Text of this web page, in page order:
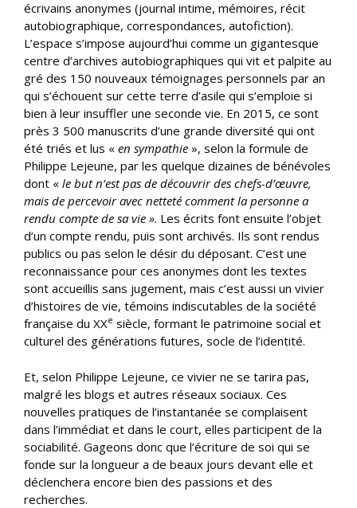
écrivains anonymes (journal intime, mémoires, récit
autobiographique, correspondances, autofiction).
L’espace s’impose aujourd’hui comme un gigantesque
centre d’archives autobiographiques qui vit et palpite au
gré des 150 nouveaux témoignages personnels par an
qui s’échouent sur cette terre d’asile qui s’emploie si
bien à leur insuffler une seconde vie. En 2015, ce sont
près 3 500 manuscrits d’une grande diversité qui ont
été triés et lus « en sympathie », selon la formule de
Philippe Lejeune, par les quelque dizaines de bénévoles
dont « le but n’est pas de découvrir des chefs-d’œuvre,
mais de percevoir avec netteté comment la personne a
rendu compte de sa vie ». Les écrits font ensuite l’objet
d’un compte rendu, puis sont archivés. Ils sont rendus
publics ou pas selon le désir du déposant. C’est une
reconnaissance pour ces anonymes dont les textes
sont accueillis sans jugement, mais c’est aussi un vivier
d’histoires de vie, témoins indiscutables de la société
française du XXe siècle, formant le patrimoine social et
culturel des générations futures, socle de l’identité.
Et, selon Philippe Lejeune, ce vivier ne se tarira pas,
malgré les blogs et autres réseaux sociaux. Ces
nouvelles pratiques de l’instantanée se complaisent
dans l’immédiat et dans le court, elles participent de la
sociabilité. Gageons donc que l’écriture de soi qui se
fonde sur la longueur a de beaux jours devant elle et
déclenchera encore bien des passions et des
recherches.